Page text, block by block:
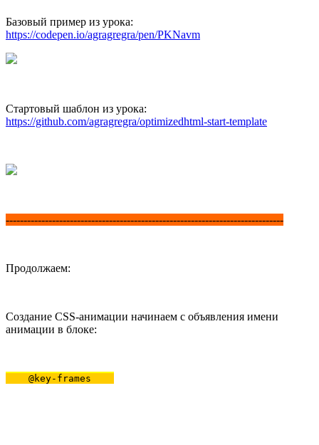
Базовый пример из урока:
https://codepen.io/agragregra/pen/PKNavm
Стартовый шаблон из урока:
https://github.com/agragregra/optimizedhtml-start-template
------------------------------------------------------------------------------
Продолжаем:
Создание CSS-анимации начинаем с объявления имени
анимации в блоке:
@key-frames